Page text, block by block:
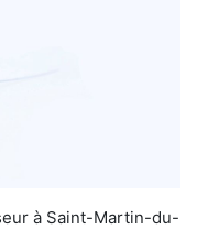
à Saint-Martin-du-